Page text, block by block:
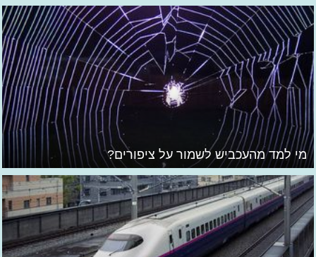
מי למד מהעכביש לשמור על ציפורים?